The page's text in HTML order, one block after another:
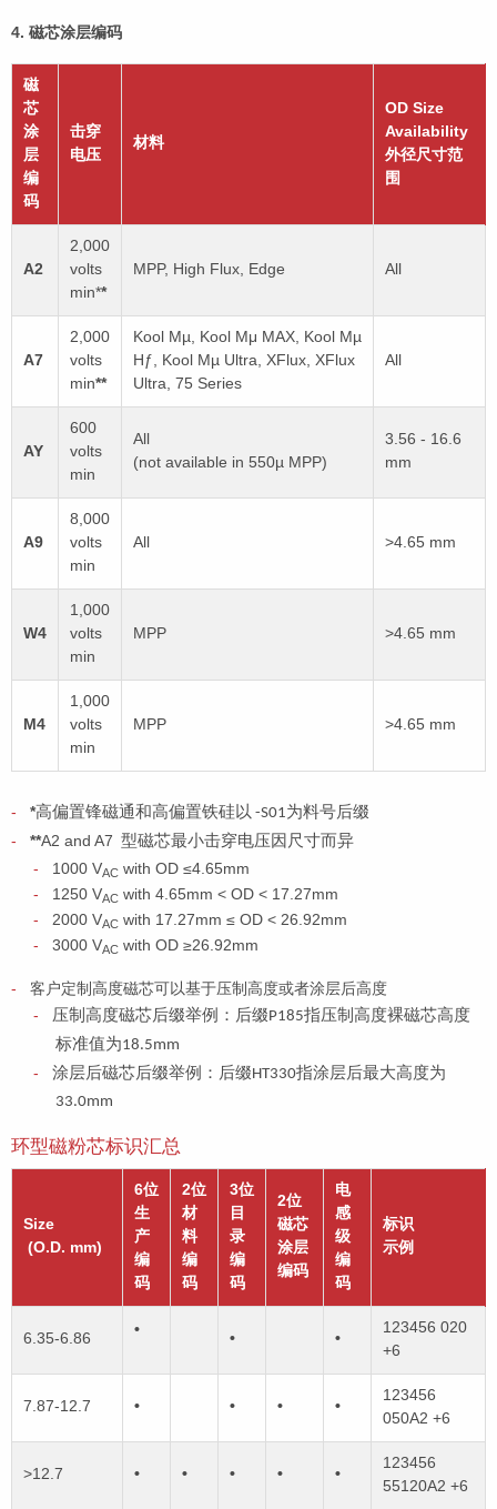
4. 磁芯涂层编码
磁
芯
涂
层
编
码
击穿
电压
材料
OD Size
Availability
外径尺寸范
围
A2
2,000
volts
min**
MPP, High Flux, Edge All
A7
2,000
volts
min**
Kool Mµ, Kool Mμ MAX, Kool Mµ
Hƒ, Kool Mµ Ultra, XFlux, XFlux
Ultra, 75 Series
All
AY
600
volts
min
All
(not available in 550µ MPP)
3.56 - 16.6
mm
A9
8,000
volts
min
All >4.65 mm
W4
1,000
volts
min
MPP >4.65 mm
M4
1,000
volts
min
MPP >4.65 mm
*高偏置锋磁通和高偏置铁硅以 -S01为料号后缀
**A2 and A7 型磁芯最小击穿电压因尺寸而异
1000 VAC with OD ≤4.65mm
1250 VAC with 4.65mm < OD < 17.27mm
2000 VAC with 17.27mm ≤ OD < 26.92mm
3000 VAC with OD ≥26.92mm
客户定制高度磁芯可以基于压制高度或者涂层后高度
压制高度磁芯后缀举例：后缀 P185指压制高度裸磁芯高度
标准值为18.5mm
涂层后磁芯后缀举例：后缀 HT330指涂层后最大高度为
33.0mm
环型磁粉芯标识汇总
Size
(O.D. mm)
6位
生
产
编
码
2位
材
料
编
码
3位
目
录
编
码
2位
磁芯
涂层
编码
电
感
级
编
码
标识
示例
6.35-6.86 • • •
123456 020
+6
7.87-12.7 • • • •
123456
050A2 +6
>12.7 • • • • •
123456
55120A2 +6